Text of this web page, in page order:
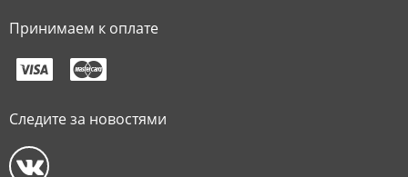
Принимаем к оплате
Следите за новостями